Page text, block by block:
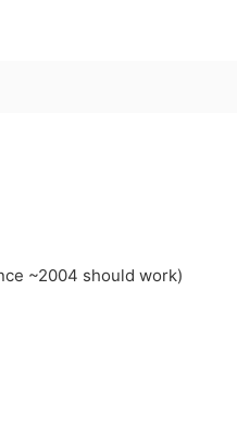
~2004 should work)